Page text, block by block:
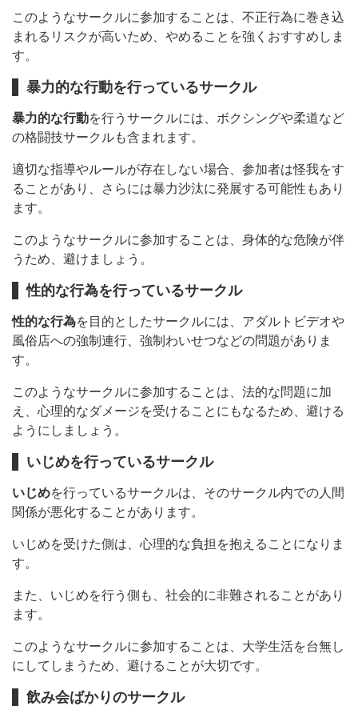
このようなサークルに参加することは、不正行為に巻き込
まれるリスクが高いため、やめることを強くおすすめしま
す。
暴力的な行動を行っているサークル
暴力的な行動を行うサークルには、ボクシングや柔道など
の格闘技サークルも含まれます。
適切な指導やルールが存在しない場合、参加者は怪我をす
ることがあり、さらには暴力沙汰に発展する可能性もあり
ます。
このようなサークルに参加することは、身体的な危険が伴
うため、避けましょう。
性的な行為を行っているサークル
性的な行為を目的としたサークルには、アダルトビデオや
風俗店への強制連行、強制わいせつなどの問題がありま
す。
このようなサークルに参加することは、法的な問題に加
え、心理的なダメージを受けることにもなるため、避ける
ようにしましょう。
いじめを行っているサークル
いじめを行っているサークルは、そのサークル内での人間
関係が悪化することがあります。
いじめを受けた側は、心理的な負担を抱えることになりま
す。
また、いじめを行う側も、社会的に非難されることがあり
ます。
このようなサークルに参加することは、大学生活を台無し
にしてしまうため、避けることが大切です。
飲み会ばかりのサークル